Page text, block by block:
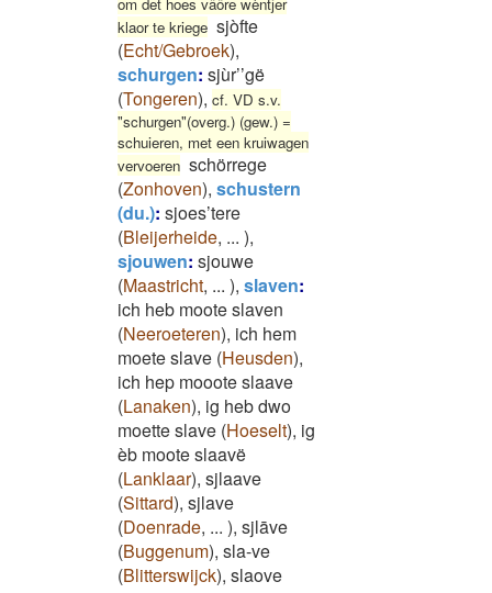
klaor te kriege sjòfte
(Echt/Gebroek),
schurgen: sjùr’’gë
(Tongeren), cf. VD s.v.
"schurgen"(overg.) (gew.) =
schuieren, met een kruiwagen
vervoeren schörrege
(Zonhoven), schustern
(du.): sjoes’tere
(Bleijerheide, ... ),
sjouwen: sjouwe
(Maastricht, ... ), slaven:
ich heb moote slaven
(Neeroeteren), ich hem
moete slave (Heusden),
ich hep mooote slaave
(Lanaken), ig heb dwo
moette slave (Hoeselt), ig
èb moote slaavë
(Lanklaar), sjlaave
(Sittard), sjlave
(Doenrade, ... ), sjlāve
(Buggenum), sla-ve
(Blitterswijck), slaove